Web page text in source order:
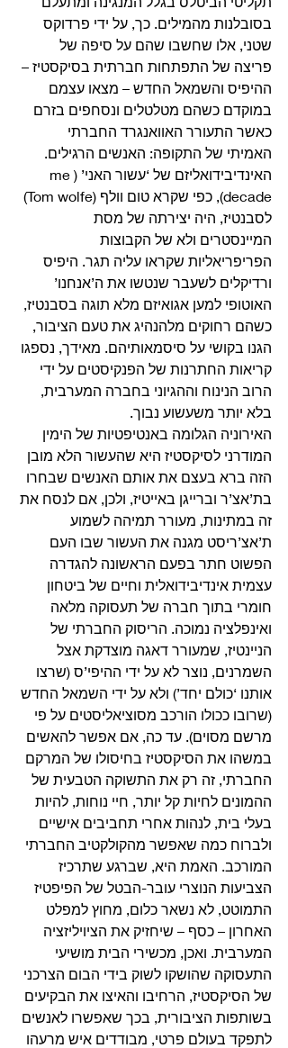
בסובלנות מהמילים. כך, על ידי פרדוקס
שטני, אלו שחשבו שהם על סיפה של
פריצה של התפתחות חברתית בסיקסטיז –
ההיפיס והשמאל החדש – מצאו עצמם
במוקדם כשהם מטלטלים ונסחפים בזרם
כאשר התעורר האוואנגרד החברתי
האמיתי של התקופה: האנשים הרגילים.
האינדיבידואליזם של ‘עשור האני’ (me
decade), כפי שקרא טום וולף (Tom wolfe)
לסבנטיז, היה יצירתה של מסת
המיינסטרים ולא של הקבוצות
הפריפריאליות שקראו עליה תגר. היפיס
ורדיקלים לשעבר שנטשו את ה’אנחנו’
האוטופי למען אגואיזם מלא תוגה בסבנטיז,
כשהם רחוקים מלהנהיג את טעם הציבור,
הגנו בקושי על סיסמאותיהם. מאידך, נספגו
קריאות החתרנות של הפנקיסטים על ידי
הרוב הנינוח וההגיוני בחברה המערבית,
בלא יותר משעשוע נבוך.
האירוניה הגלומה באנטיפטיות של הימין
המודרני לסיקסטיז היא שהעשור הלא מובן
הזה ברא בעצם את אותם האנשים שבחרו
בת’אצ’ר וברייגן באייטיז, ולכן, אם לנסח את
זה במתינות, מעורר תמיהה לשמוע
ת’אצ’ריסט מגנה את העשור שבו העם
הפשוט חתר בפעם הראשונה להגדרה
עצמית אינדיבידואלית וחיים של ביטחון
חומרי בתוך חברה של תעסוקה מלאה
ואינפלציה נמוכה. הריסוק החברתי של
הניינטיז, שמעורר דאגה מוצדקת אצל
השמרנים, נוצר לא על ידי ההיפי’ס (שרצו
אותנו ‘כולם יחד’) ולא על ידי השמאל החדש
(שרובו ככולו הורכב מסוציאליסטים על פי
מרשם מסוים). עד כה, אם אפשר להאשים
במשהו את הסיקסטיז בחיסולו של המרקם
החברתי, זה רק את התשוקה הטבעית של
ההמונים לחיות קל יותר, חיי נוחות, להיות
בעלי בית, לנהות אחרי תחביבים אישיים
ולברוח כמה שאפשר מהקולקטיב החברתי
המורכב. האמת היא, שברגע שתרכיז
הצביעות הנוצרי עובר-הבטל של הפיפטיז
התמוטט, לא נשאר כלום, מחוץ למפלט
האחרון – כסף – שיחזיק את הציויליזציה
המערבית. ואכן, מכשירי הבית מושיעי
התעסוקה שהושקו לשוק בידי הבום הצרכני
של הסיקסטיז, הרחיבו והאיצו את הבקיעים
בשותפות הציבורית, בכך שאפשרו לאנשים
לתפקד בעולם פרטי, מבודדים איש מרעהו